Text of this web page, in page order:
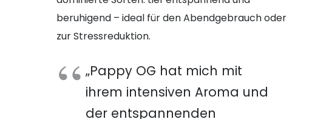
beruhigend – ideal für den Abendgebrauch oder
zur Stressreduktion.
„Pappy OG hat mich mit
ihrem intensiven Aroma und
der entspannenden